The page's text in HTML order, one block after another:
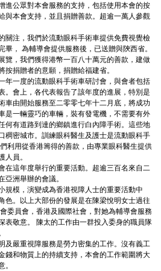
進公眾對本會服務的支持，包括使用本會的按
與本會支持，並且捐贈善款。超逾一萬人參觀
關注，我們於流動眼科手術車提供免費視覺檢
， 為輔導會提供服務後，已送贈與陝西省。
覽，我們獲得港幣一百八十萬元的善款，建做
捐贈者的意願，捐贈給福建省。
年一度的流動眼科手術車研討會，與會者包括
。會上，各代表報告了該年度的進展，特別是
車由開始服務至二零零七年十二月底，將成功
是一輛靈巧的車輛，裝有發電機，不需要有外
何有道路到達的鄉鎮進行白內障手術。這些地
稠密城市。訓練眼科醫生及護士是流動眼科手
利用從香港籌得的善款，由專業眼科醫生提供
人員。
在這年度舉行的重要活動。超逾三百名來自二
亞洲舉辦的會議。
規模，演變成為香港視障人士的重要活動中
色。以上大部份的發展是在陳梁悅明女士過往
委員會，香港及國際社會，對她為輔導會服務
表敬意。 陳太的工作由一群投入委身的職員隊
及嚴重視障服務是勞力密集的工作。沒有義工
錢和物質上的持續支持，本會的工作範圍將大
。